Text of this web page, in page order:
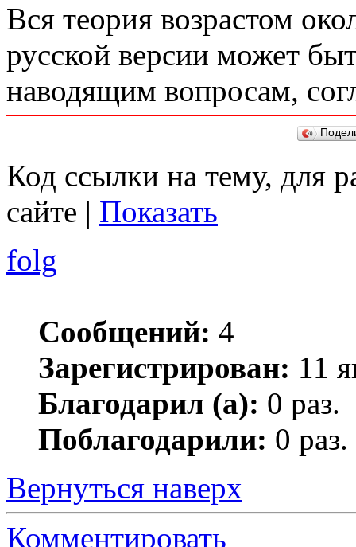
Вся теория возрастом
русской версии может
наводящим вопросам,
Код ссылки на тему, для
сайте | Показать
folg
Сообщений: 4
Зарегистрирован: 11
Благодарил (а): 0 раз.
Поблагодарили: 0 раз.
Вернуться наверх
Комментировать